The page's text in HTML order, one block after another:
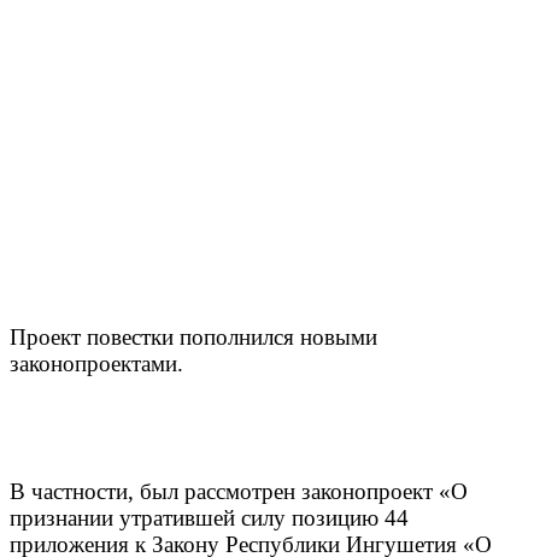
Проект повестки пополнился новыми
законопроектами.
В частности, был рассмотрен законопроект «О
признании утратившей силу позицию 44
приложения к Закону Республики Ингушетия «О